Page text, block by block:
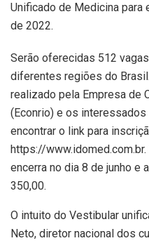
Unificado de Medicina para
de 2022.
Serão oferecidas 512
diferentes regiões do
realizado pela Empresa de
(Econrio) e os
encontrar o link para
https://
encerra no dia 8 de junho e
350,00.
O intuito do Vestibular
Neto, diretor nacional dos